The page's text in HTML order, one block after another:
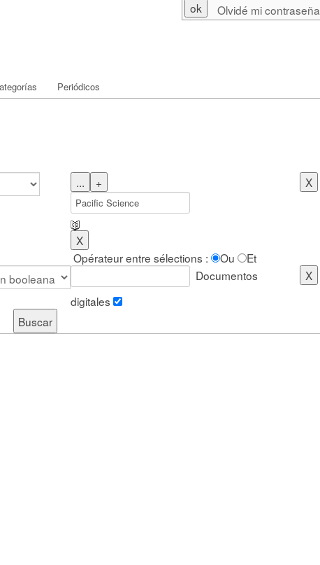
Periódicos
Opérateur entre sélections : Ou
Et
Documentos
digitales
Olvidé mi contraseña